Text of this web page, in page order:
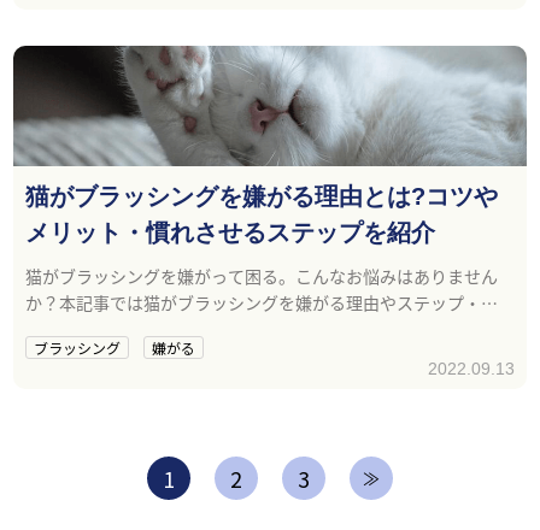
猫がブラッシングを嫌がる理由とは?コツや
メリット・慣れさせるステップを紹介
猫がブラッシングを嫌がって困る。こんなお悩みはありません
か？本記事では猫がブラッシングを嫌がる理由やステップ・コ
ブラッシング 嫌がる
2022.09.13
1 2 3 ≫